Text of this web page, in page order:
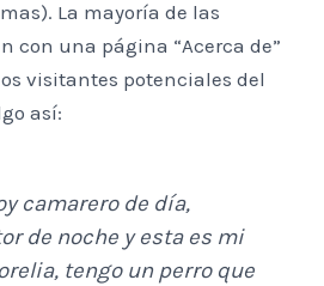
La mayoría de las
con una página “Acerca de”
visitantes potenciales del
así:
camarero de día,
de noche y esta es mi
tengo un perro que